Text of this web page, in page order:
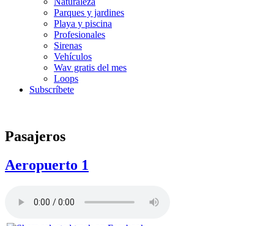
Parques y jardines
Playa y piscina
Profesionales
Sirenas
Vehículos
Wav gratis del mes
Loops
Subscríbete
Pasajeros
Aeropuerto 1